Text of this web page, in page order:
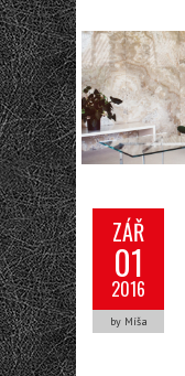
ZÁŘ
01
2016
by Míša